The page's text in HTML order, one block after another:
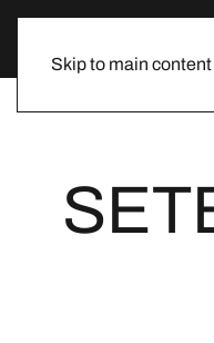
Skip to main content